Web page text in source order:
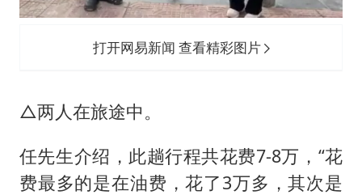
打开网易新闻 查看精彩图片
△两人在旅途中。
任先生介绍，此趟行程共花费7-8万，“花
费最多的是在油费，花了3万多，其次是